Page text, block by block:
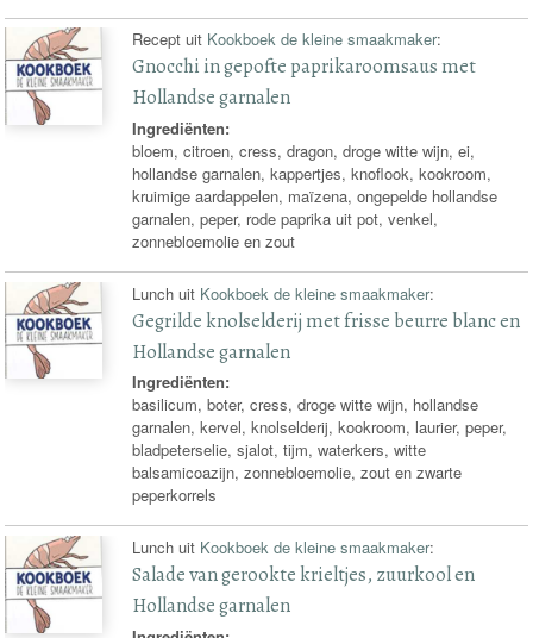
Recept uit Kookboek de kleine smaakmaker:
Gnocchi in gepofte paprikaroomsaus met
Hollandse garnalen
Ingrediënten:
bloem, citroen, cress, dragon, droge witte wijn, ei,
hollandse garnalen, kappertjes, knoflook, kookroom,
kruimige aardappelen, maïzena, ongepelde hollandse
garnalen, peper, rode paprika uit pot, venkel,
zonnebloemolie en zout
Lunch uit Kookboek de kleine smaakmaker:
Gegrilde knolselderij met frisse beurre blanc en
Hollandse garnalen
Ingrediënten:
basilicum, boter, cress, droge witte wijn, hollandse
garnalen, kervel, knolselderij, kookroom, laurier, peper,
bladpeterselie, sjalot, tijm, waterkers, witte
balsamicoazijn, zonnebloemolie, zout en zwarte
peperkorrels
Lunch uit Kookboek de kleine smaakmaker:
Salade van gerookte krieltjes, zuurkool en
Hollandse garnalen